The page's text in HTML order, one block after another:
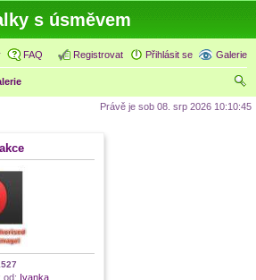
s úsměvem
Galerie
FAQ Přihlásit se
Registrovat
led
Právě je sob 08. srp 2026 10:10:45
od: Ivanka